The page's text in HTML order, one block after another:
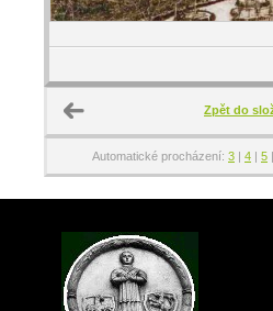
Zpět do
Automatické procházení: 3 | 4 | 5 |